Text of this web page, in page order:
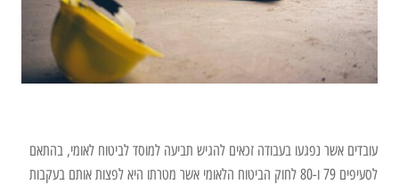
עובדים אשר נפגעו בעבודה זכאים להגיש תביעה למוסד לביטוח לאומי, בהתאם
לסעיפים 79 ו-80 לחוק הביטוח הלאומי אשר מטרתו היא לפצות אותם בעקבות